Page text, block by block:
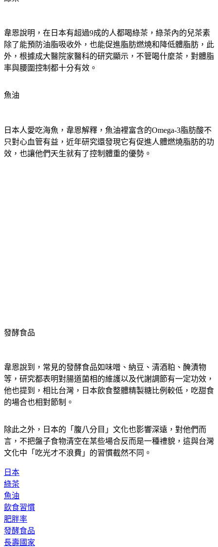
除了能預防油脂吸收外，也能促進脂肪燃燒和降低體脂肪，此
外，根據成大醫院家醫科的研究顯示，不管喝什麼茶，對體脂
率與腰圍控制都十分有效。
只對心血管有益，近年研究還發現它有促進人體燃燒脂肪的功
效，也讓他們天生就有了控制體重的優勢。
等，研究都表明對腸道菌相的維護以及代謝調節有一定功效，
他也提到，相比台灣，日本飲食整體精製糖比例較低，吃甜食
的場合也相對節制。
言，不把盤子食物清空在某些場合反而是一種禮貌，這與台灣
文化中「吃光才不浪費」的習慣截然不同。
綠茶
魚油
飲食習慣
肥胖率
發酵食品
長壽國家
腹八分目